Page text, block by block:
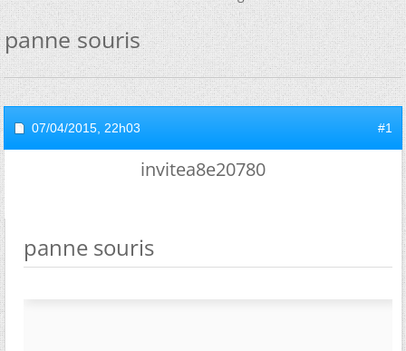
panne souris
07/04/2015, 22h03 #1
invitea8e20780
panne souris